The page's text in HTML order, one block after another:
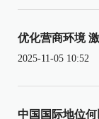
优化营商环境
2025-11-05 10:52
中国国际地位